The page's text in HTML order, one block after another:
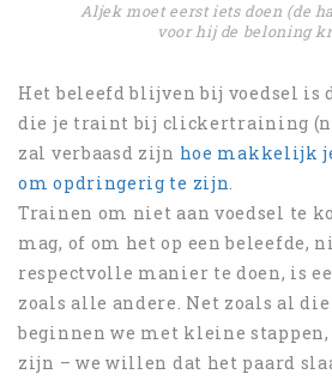
Aljek moet eerst iets doen (de
voor hij de beloning
Het beleefd blijven bij voedsel is
die je traint bij clickertraining
zal verbaasd zijn hoe makkelijk
om opdringerig te zijn.
Trainen om niet aan voedsel te
mag, of om het op een beleefde,
respectvolle manier te doen, is
zoals alle andere. Net zoals al
beginnen we met kleine
zijn – we willen dat het paard